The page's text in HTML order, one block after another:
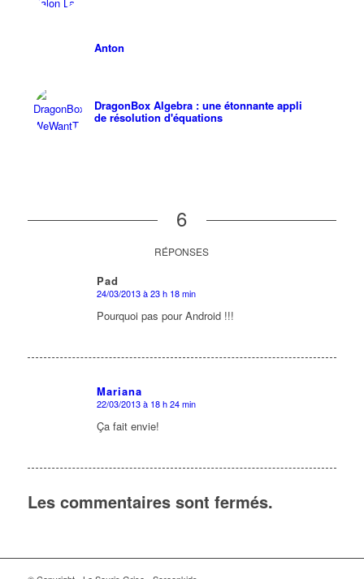
Anton
DragonBox Algebra : une étonnante appli
de résolution d'équations
6
RÉPONSES
Pad
dit
24/03/2013 à 23 h 18 min
Pourquoi pas pour Android !!!
Mariana
dit
22/03/2013 à 18 h 24 min
Ça fait envie!
Les commentaires sont fermés.